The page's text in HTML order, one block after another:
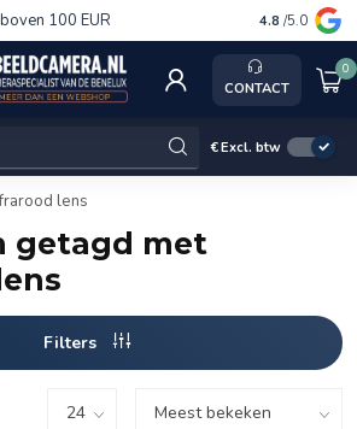
boven 100 EUR Service,
4.8 /5.0
CONTACT
0
€Excl. btw
lens
getagd met
Filters